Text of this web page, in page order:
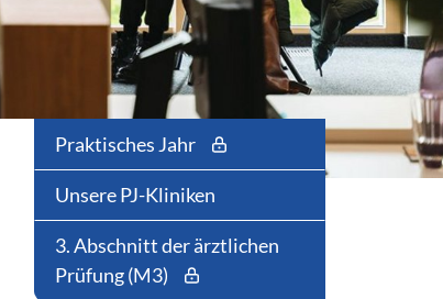
Praktisches Jahr
Unsere PJ-Kliniken
3. Abschnitt der ärztlichen
Prüfung (M3)